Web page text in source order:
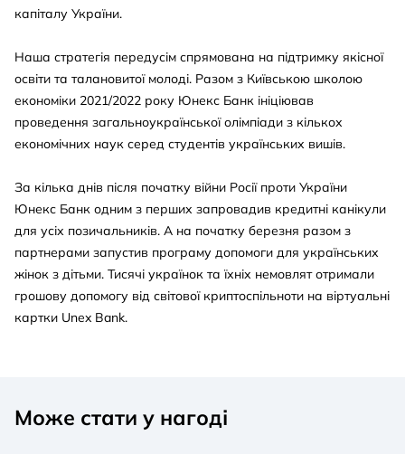
Мінфін.
рейтингу дебетових карток, який оприлюднив
Finance.ua. Картка набрала 13,30 бала з 16,50
можливих.
26 травня
— Unex Bank підписав Меморандум про
розширення доступу до фінансування підприємств
03 червня— Unex Bank підтримує проєкт
Національного банку України «Фінансова
грамотність для захисників та їхніх родин».
08 червня — SMART кредитка підтвердила статус
однієї з найвигідніших карток для щоденних
розрахунків — без вибору категорій і без
банків України у 52-му Рейтингу привабливості
(надійності) банківських депозитів рейтингового
капіталу України.
Наша стратегія передусім спрямована на підтримку якісної
освіти та талановитої молоді. Разом з Київською школою
економіки 2021/2022 року Юнекс Банк ініціював
проведення загальноукраїнської олімпіади з кількох
економічних наук серед студентів українських вишів.
За кілька днів після початку війни Росії проти України
Юнекс Банк одним з перших запровадив кредитні канікули
для усіх позичальників. А на початку березня разом з
партнерами запустив програму допомоги для українських
жінок з дітьми. Тисячі українок та їхніх немовлят отримали
грошову допомогу від світової криптоспільноти на віртуальні
картки Unex Bank.
Може стати у нагоді